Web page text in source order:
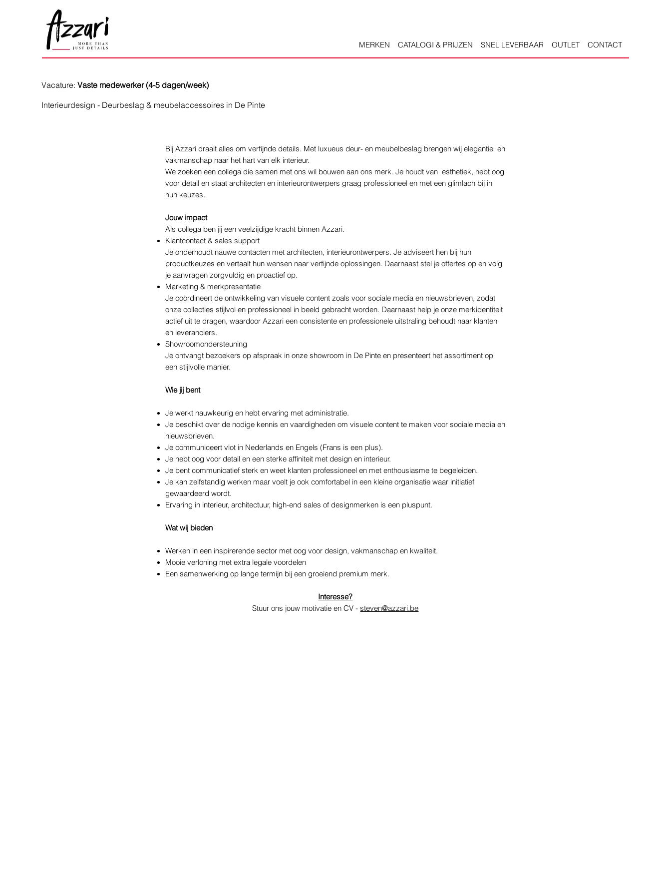
MERKEN CATALOGI & PRIJZEN SNEL LEVERBAAR OUTLET CONTACT
Vacature: Vaste medewerker (4-5 dagen/week)
Interieurdesign - Deurbeslag & meubelaccessoires in De Pinte
Bij Azzari draait alles om verfijnde details. Met luxueus deur- en meubelbeslag brengen wij elegantie en
vakmanschap naar het hart van elk interieur.
We zoeken een collega die samen met ons wil bouwen aan ons merk. Je houdt van esthetiek, hebt oog
voor detail en staat architecten en interieurontwerpers graag professioneel en met een glimlach bij in
hun keuzes.
Jouw impact
Als collega ben jij een veelzijdige kracht binnen Azzari.
Klantcontact & sales support
Je onderhoudt nauwe contacten met architecten, interieurontwerpers. Je adviseert hen bij hun
productkeuzes en vertaalt hun wensen naar verfijnde oplossingen. Daarnaast stel je offertes op en volg
je aanvragen zorgvuldig en proactief op.
Marketing & merkpresentatie
Je coördineert de ontwikkeling van visuele content zoals voor sociale media en nieuwsbrieven, zodat
onze collecties stijlvol en professioneel in beeld gebracht worden. Daarnaast help je onze merkidentiteit
actief uit te dragen, waardoor Azzari een consistente en professionele uitstraling behoudt naar klanten
en leveranciers.
Showroomondersteuning
Je ontvangt bezoekers op afspraak in onze showroom in De Pinte en presenteert het assortiment op
een stijlvolle manier.
Wie jij bent
Je werkt nauwkeurig en hebt ervaring met administratie.
Je beschikt over de nodige kennis en vaardigheden om visuele content te maken voor sociale media en
nieuwsbrieven.
Je communiceert vlot in Nederlands en Engels (Frans is een plus).
Je hebt oog voor detail en een sterke affiniteit met design en interieur.
Je bent communicatief sterk en weet klanten professioneel en met enthousiasme te begeleiden.
Je kan zelfstandig werken maar voelt je ook comfortabel in een kleine organisatie waar initiatief
gewaardeerd wordt.
Ervaring in interieur, architectuur, high-end sales of designmerken is een pluspunt.
Wat wij bieden
Werken in een inspirerende sector met oog voor design, vakmanschap en kwaliteit.
Mooie verloning met extra legale voordelen
Een samenwerking op lange termijn bij een groeiend premium merk.
Interesse?
Stuur ons jouw motivatie en CV -steven@azzari.be